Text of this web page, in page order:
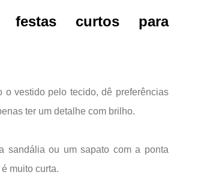
festas curtos para
o vestido pelo tecido, dê preferências
ter um detalhe com brilho.
sandália ou um sapato com a ponta
muito curta.